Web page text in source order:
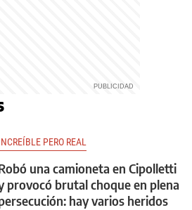
PERO REAL
una camioneta en Cipolletti
provocó brutal choque en plena
hay varios heridos